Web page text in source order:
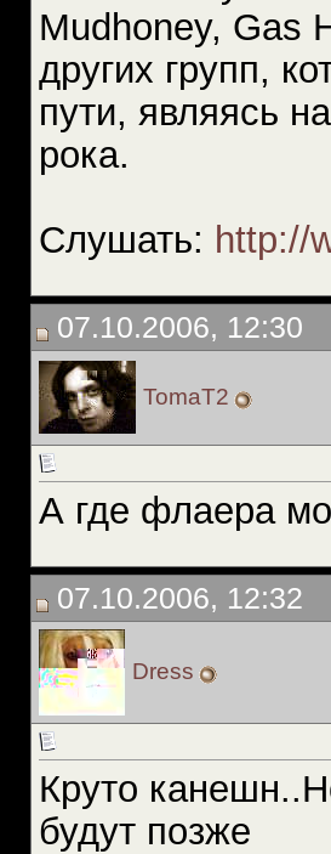
Mudhoney, Gas
других групп,
пути, являясь
рока.
Cлушать: http://
07.10.2006, 12:30
TomaT2
А где флаера
07.10.2006, 12:32
Dress
Круто
будут позже